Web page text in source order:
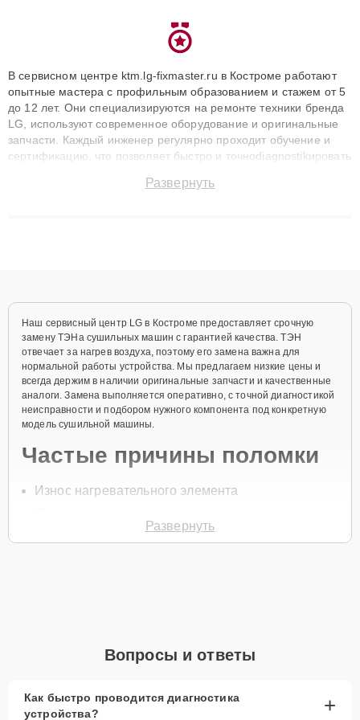
В сервисном центре ktm.lg-fixmaster.ru в Костроме работают
опытные мастера с профильным образованием и стажем от 5
до 12 лет. Они специализируются на ремонте техники бренда
LG, используют современное оборудование и оригинальные
запчасти. Каждый инженер регулярно проходит обучение и
сертификацию, что позволяет быстро и точноdiagnostikировать
до 3 лет. Наши мастера решают сложные случаи: от замены
Развернуть
Наш сервисный центр LG в Костроме предоставляет срочную
замену ТЭНа сушильных машин с гарантией качества. ТЭН
отвечает за нагрев воздуха, поэтому его замена важна для
нормальной работы устройства. Мы предлагаем низкие цены и
всегда держим в наличии оригинальные запчасти и качественные
аналоги. Замена выполняется оперативно, с точной диагностикой
неисправности и подбором нужного компонента под конкретную
модель сушильной машины.
Частые причины поломки
Износ нагревательного элемента
Неправильная эксплуатация
Главные особенности
сервиса
Развернуть
Вопросы и ответы
Как быстро проводится диагностика
устройства?
+